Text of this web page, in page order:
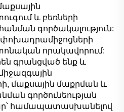
և բեռների
գործակալություն:
փոխադրամիջոցների
որակավորում:
գրանցված ենք և
միջազգային
մաքսային մաքրման և
գործունեության
համապատասխանելով